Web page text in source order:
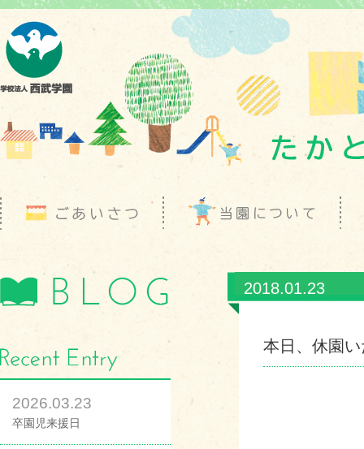
2026.03.23
卒園児来援日
2018.01.23
本日、休園